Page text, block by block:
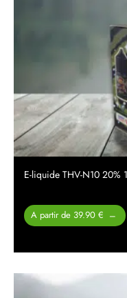
E-liquide THV-N10 20%
A partir de 39.90 € –
à